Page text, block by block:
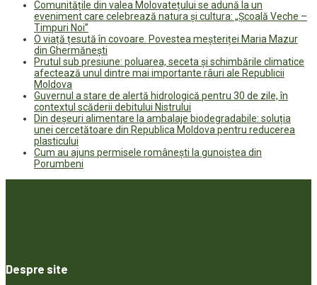
Comunitățile din valea Molovatețului se adună la un
eveniment care celebrează natura și cultura: „Școală Veche –
Timpuri Noi”
O viață țesută în covoare. Povestea meșteriței Maria Mazur
din Ghermănești
Prutul sub presiune: poluarea, seceta și schimbările climatice
afectează unul dintre mai importante râuri ale Republicii
Moldova
Guvernul a stare de alertă hidrologică pentru 30 de zile, în
contextul scăderii debitului Nistrului
Din deșeuri alimentare la ambalaje biodegradabile: soluția
unei cercetătoare din Republica Moldova pentru reducerea
plasticului
Cum au ajuns permisele românești la gunoiștea din
Porumbeni
Despre site